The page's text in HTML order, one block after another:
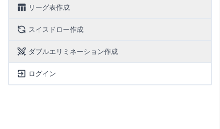
リーグ表作成
スイスドロー作成
ダブルエリミネーション作成
ログイン